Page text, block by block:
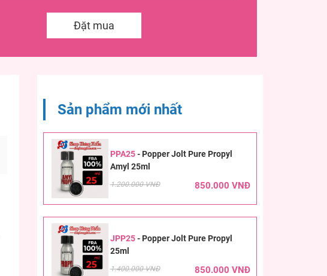
Đặt mua
Sản phẩm mới nhất
PPA25- Popper Jolt Pure Propyl
Amyl 25ml
1.200.000 VNĐ 850.000 VNĐ
JPP25- Popper Jolt Pure Propyl
25ml
1.400.000 VNĐ 850.000 VNĐ